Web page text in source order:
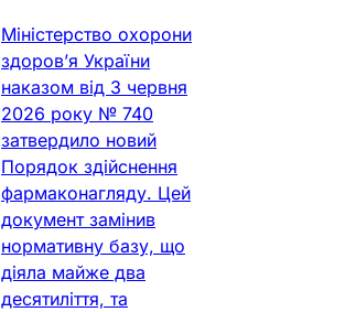
Міністерство охорони
здоров’я України
наказом від 3 червня
2026 року № 740
затвердило новий
Порядок здійснення
фармаконагляду. Цей
документ замінив
нормативну базу, що
діяла майже два
десятиліття, та